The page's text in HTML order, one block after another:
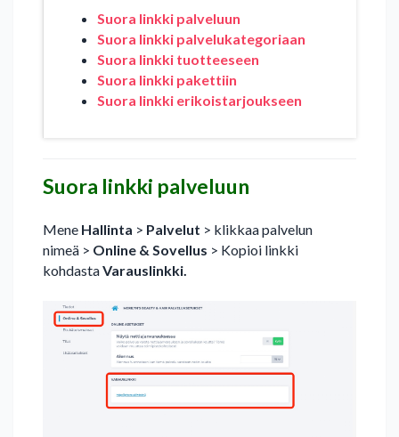
Suora linkki palveluun
Suora linkki palvelukategoriaan
Suora linkki tuotteeseen
Suora linkki pakettiin
Suora linkki erikoistarjoukseen
Suora linkki palveluun
Mene Hallinta > Palvelut > klikkaa palvelun
nimeä > Online & Sovellus > Kopioi linkki
kohdastaVarauslinkki.